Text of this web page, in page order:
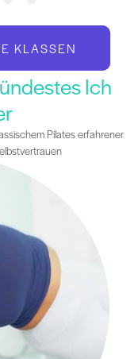
KLASSEN
Ich
Pilates erfahrener